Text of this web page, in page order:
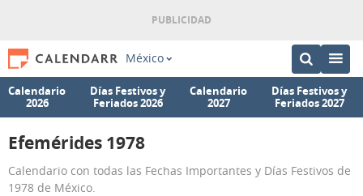
México
Calendario
2026
Días Festivos y
Feriados 2026
Calendario
2027
Días Festivos y
Feriados 2027
Efemérides 1978
Calendario con todas las Fechas Importantes y Días Festivos de
1978 de México.